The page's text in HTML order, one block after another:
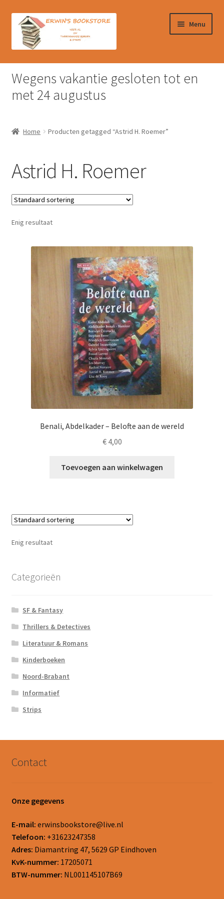
door
naar
naar
Menu
Home
Afrekenen
Verzendkosten & Ophalen boeken
Winkelmand
Wegens vakantie gesloten tot en
met 24 augustus
Home Producten getagged “Astrid H. Roemer”
Astrid H. Roemer
Enig resultaat
Benali, Abdelkader – Belofte aan de wereld
€4,00
Toevoegen aan winkelwagen
Enig resultaat
Categorieën
SF & Fantasy
Thrillers & Detectives
Literatuur & Romans
Kinderboeken
Noord-Brabant
Informatief
Strips
Contact
Onze gegevens
E-mail: erwinsbookstore@live.nl
Telefoon: +31623247358
Adres: Diamantring 47, 5629 GP Eindhoven
KvK-nummer: 17205071
BTW-nummer: NL001145107B69